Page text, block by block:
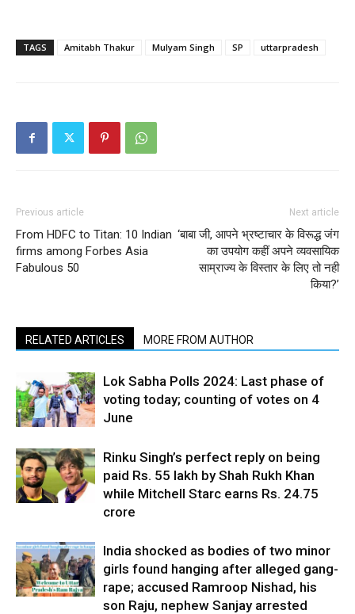
TAGS Amitabh Thakur Mulyam Singh SP uttarpradesh
Previous article
From HDFC to Titan: 10 Indian
firms among Forbes Asia
Fabulous 50
Next article
‘बाबा जी, आपने भ्रष्टाचार के विरूद्ध जंग
का उपयोग कहीं अपने व्यवसायिक
साम्राज्य के विस्तार के लिए तो नही
किया?’
RELATED ARTICLES MORE FROM AUTHOR
Lok Sabha Polls 2024: Last phase of
voting today; counting of votes on 4
June
Rinku Singh’s perfect reply on being
paid Rs. 55 lakh by Shah Rukh Khan
while Mitchell Starc earns Rs. 24.75
crore
India shocked as bodies of two minor
girls found hanging after alleged gang-
rape; accused Ramroop Nishad, his
son Raju, nephew Sanjay arrested